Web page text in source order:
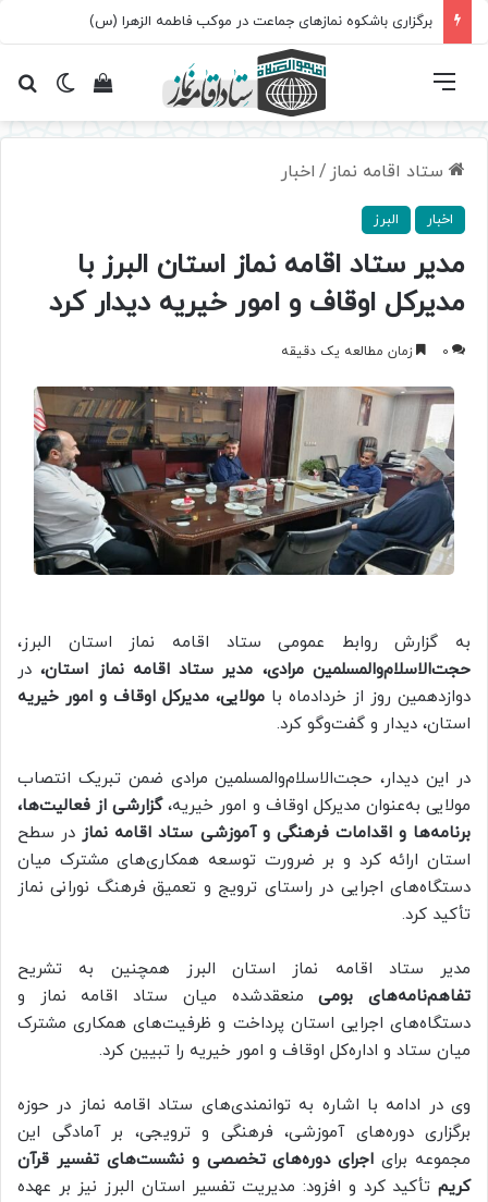
برگزاری باشکوه نمازهای جماعت در موکب فاطمه الزهرا (س)
تغییرمشاهده فهرست
ستاد اقامه نماز / اخبار
اخبار البرز
مدیر ستاد اقامه نماز استان البرز با
مدیرکل اوقاف و امور خیریه دیدار کرد
0 زمان مطالعه یک دقیقه
به گزارش روابط عمومی ستاد اقامه نماز استان البرز،
حجت‌الاسلام‌والمسلمین مرادی، مدیر ستاد اقامه نماز استان،در
دوازدهمین روز از خردادماه با مولایی، مدیرکل اوقاف و امور خیریه
استان، دیدار و گفت‌وگو کرد.
در این دیدار، حجت‌الاسلام‌والمسلمین مرادی ضمن تبریک انتصاب
مولایی به‌عنوان مدیرکل اوقاف و امور خیریه،گزارشی از فعالیت‌ها،
برنامه‌ها و اقدامات فرهنگی و آموزشی ستاد اقامه نمازدر سطح
استان ارائه کرد و بر ضرورت توسعه همکاری‌های مشترک میان
دستگاه‌های اجرایی در راستای ترویج و تعمیق فرهنگ نورانی نماز
تأکید کرد.
مدیر ستاد اقامه نماز استان البرز همچنین به تشریح
تفاهم‌نامه‌های بومیمنعقدشده میان ستاد اقامه نماز و
دستگاه‌های اجرایی استان پرداخت و ظرفیت‌های همکاری مشترک
میان ستاد و اداره‌کل اوقاف و امور خیریه را تبیین کرد.
وی در ادامه با اشاره به توانمندی‌های ستاد اقامه نماز در حوزه
برگزاری دوره‌های آموزشی، فرهنگی و ترویجی، بر آمادگی این
مجموعه برای اجرای دوره‌های تخصصی و نشست‌های تفسیر قرآن
کریم تأکید کرد و افزود: مدیریت تفسیر استان البرز نیز بر عهده